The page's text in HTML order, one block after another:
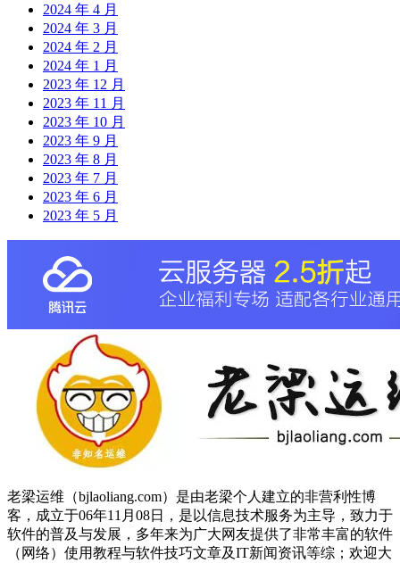
2024 年 4 月
2024 年 3 月
2024 年 2 月
2024 年 1 月
2023 年 12 月
2023 年 11 月
2023 年 10 月
2023 年 9 月
2023 年 8 月
2023 年 7 月
2023 年 6 月
2023 年 5 月
老梁运维（bjlaoliang.com）是由老梁个人建立的非营利性博
客，成立于06年11月08日，是以信息技术服务为主导，致力于
软件的普及与发展，多年来为广大网友提供了非常丰富的软件
（网络）使用教程与软件技巧文章及IT新闻资讯等综；欢迎大